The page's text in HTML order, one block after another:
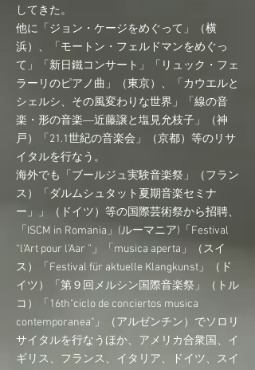
してきた。
他に「ジョン・ケージをめぐって」（横
浜）、「モートン・フェルドマンをめぐっ
て」「新日鐵コンサート」「リュック・フェ
ラーリのピアノ曲」（東京）、「カウエルと
シェルシ、その風変わりな世界」「線の音
楽・形の音楽―近藤譲と塩見允枝子」（神
戸）「21.1世紀の音楽会」（京都）等のリサ
イタルを行なう。
海外でも「ブールジュ実験音楽祭」（フラン
ス）「ダルムシュタット夏期音楽セミナ
ー」」（ドイツ）等の国際芸術祭から招聘、
「ISCM in Romania」(ルーマニア)「Festival
“l’Art pour l’Aar ”」「musica aperta」（スイ
ス）「Festival für aktuelle Klangkunst」（ド
イツ）「第９回メルシン国際音楽祭」（トル
コ）「16th"ciclo de conciertos musica
contemporanea"」（アルゼンチン）でソロリ
サイタルを行なうほか、アメリカ合衆国、イ
ギリス、フランス、イタリア、ドイツ、スイ